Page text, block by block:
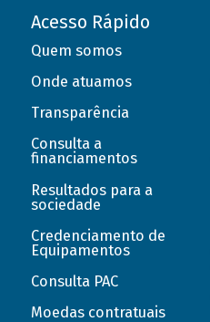
Acesso Rápido
Quem somos
Onde atuamos
Transparência
Consulta a
financiamentos
Resultados para a
sociedade
Credenciamento de
Equipamentos
Consulta PAC
Moedas contratuais